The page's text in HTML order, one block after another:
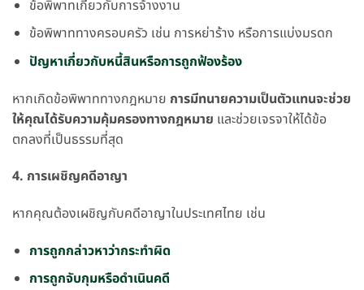
ข้อพิพาทเกี่ยวกับการจ้างงาน
ข้อพิพาททางครอบครัว เช่น การหย่าร้าง หรือการแบ่งมรดก
ปัญหาเกี่ยวกับหนี้สินหรือการถูกฟ้องร้อง
หากเกิดข้อพิพาททางกฎหมาย การมีทนายความเป็นตัวแทนจะช่วย
ให้คุณได้รับความคุ้มครองทางกฎหมาย และช่วยเจรจาให้ได้ข้อ
ตกลงที่เป็นธรรมที่สุด
4. การเผชิญคดีอาญา
หากคุณต้องเผชิญกับคดีอาญาในประเทศไทย เช่น
การถูกกล่าวหาว่ากระทำผิด
การถูกจับกุมหรือดำเนินคดี